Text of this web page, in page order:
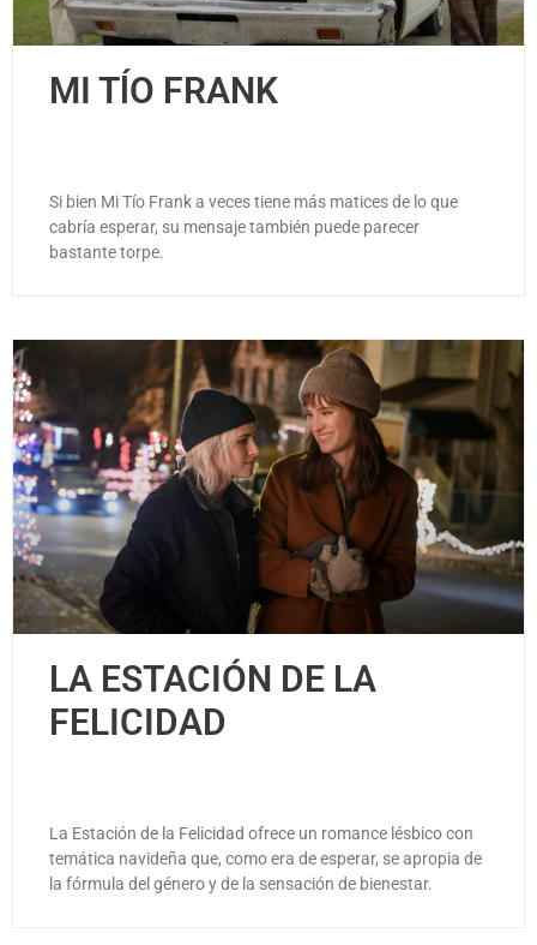
MI TĺO FRANK
Si bien Mi Tío Frank a veces tiene más matices de lo que
cabría esperar, su mensaje también puede parecer
bastante torpe.
LA ESTACIÓN DE LA
FELICIDAD
La Estación de la Felicidad ofrece un romance lésbico con
temática navideña que, como era de esperar, se apropia de
la fórmula del género y de la sensación de bienestar.